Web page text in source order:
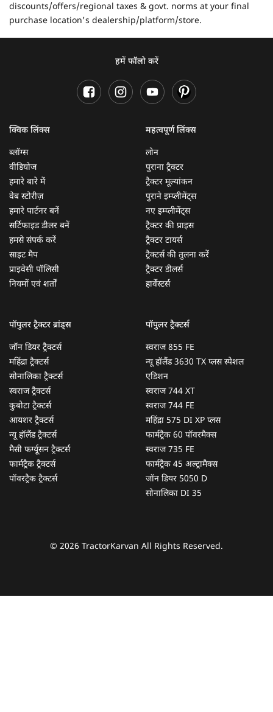
discounts/offers/regional taxes & govt. norms at your final
purchase location's dealership/platform/store.
हमें फॉलो करें
क्विक लिंक्स
ब्लॉग्स
वीडियोज
हमारे बारे में
वेब स्टोरीज़
हमारे पार्टनर बनें
सर्टिफाइड डीलर बनें
हमसे संपर्क करें
साइट मैप
प्राइवेसी पॉलिसी
नियमों एवं शर्तों
महत्वपूर्ण लिंक्स
लोन
पुराना ट्रैक्टर
ट्रैक्टर मूल्यांकन
पुराने इम्प्लीमेंट्स
नए इम्प्लीमेंट्स
ट्रैक्टर की प्राइस
ट्रैक्टर टायर्स
ट्रैक्टर्स की तुलना करें
ट्रैक्टर डीलर्स
हार्वेस्टर्स
पॉपुलर ट्रैक्टर ब्रांड्स
जॉन डियर ट्रैक्टर्स
महिंद्रा ट्रैक्टर्स
सोनालिका ट्रैक्टर्स
स्वराज ट्रैक्टर्स
कुबोटा ट्रैक्टर्स
आयशर ट्रैक्टर्स
न्यू हॉलैंड ट्रैक्टर्स
मैसी फर्ग्यूसन ट्रैक्टर्स
फार्मट्रैक ट्रैक्टर्स
पॉवरट्रैक ट्रैक्टर्स
पॉपुलर ट्रैक्टर्स
स्वराज 855 FE
न्यू हॉलैंड 3630 TX प्लस स्पेशल
एडिशन
स्वराज 744 XT
स्वराज 744 FE
महिंद्रा 575 DI XP प्लस
फार्मट्रैक 60 पॉवरमैक्स
स्वराज 735 FE
फार्मट्रैक 45 अल्ट्रामैक्स
जॉन डियर 5050 D
सोनालिका DI 35
© 2026 TractorKarvan All Rights Reserved.